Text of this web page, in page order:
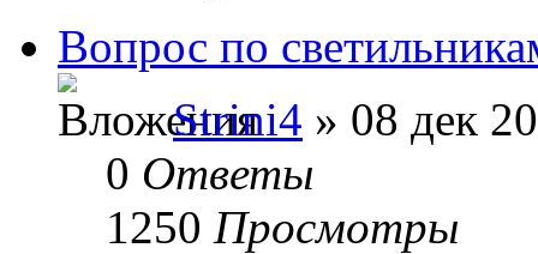
Вопрос по
Strini4 » 08 дек
0 Ответы
1250 Просмотры